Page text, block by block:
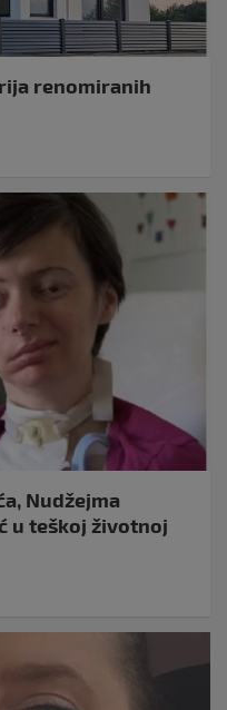
renomiranih
Nudžejma
u teškoj životnoj